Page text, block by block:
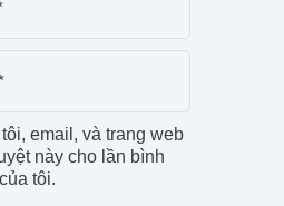
email, và trang web
này cho lần bình
tôi.